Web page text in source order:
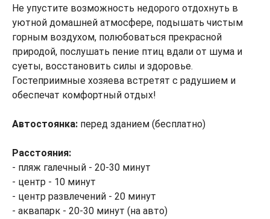
Не упустите возможность недорого отдохнуть в
уютной домашней атмосфере, подышать чистым
горным воздухом, полюбоваться прекрасной
природой, послушать пение птиц вдали от шума и
суеты, восстановить силы и здоровье.
Гостеприимные хозяева встретят с радушием и
обеспечат комфортный отдых!
Автостоянка: перед зданием (бесплатно)
Расстояния:
- пляж галечный - 20-30 минут
- центр - 10 минут
- центр развлечений - 20 минут
- аквапарк - 20-30 минут (на авто)